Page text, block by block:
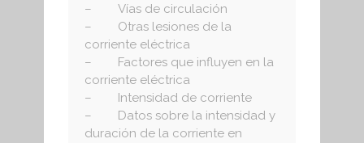
– Vías de circulación
– Otras lesiones de la
corriente eléctrica
– Factores que influyen en la
corriente eléctrica
– Intensidad de corriente
– Datos sobre la intensidad y
duración de la corriente en